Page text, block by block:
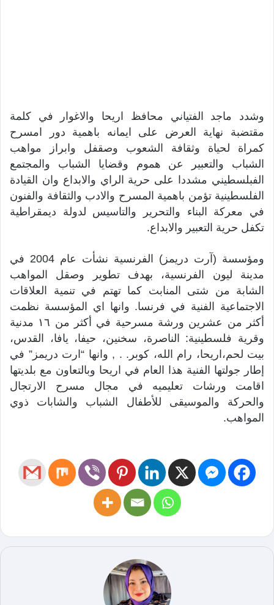
وشدد ماجد الفتياني محافظ اريحا والاغوار في كلمة
مقتضبة نهاية العرض على ايمانه باهمية دور امسرح
كمراة لحياة وثقافة الشعوب وصقفل وابراز مواهب
الشباب والتعبير عن هموم وقضايا الشباب والمجتمع
الفبلسطيني مشددا على حرية الراي والابداع وان القيادة
الفلسطينية تؤمن باهمية المسرح والادب والثقافة والفنون
في معركة البناء والتحرير والتاسيس لدولة ديمقراطية
تكفل حرية التعبير والابداع.
ومؤسسة (آرت دريمز) الفرنسية نشأت عام 2004 في
مدينة ليون الفرنسية، بهدف تطوير وصقل المواهب
الشابة من شتى المنابت كما تهتم في تنمية العلاقات
الاجتماعية الفنية في فرنسا. وانها اي المؤسسة نظمت
أكثر من عشرين ورشة مسرحية في أكثر من ۱٦ مدنية
وقرية فلسطينية: الناصرة، سخنين، حيفا، يافا، القدس،
بيت لحم،اريحا، رام الله، كوبر. . , وانها “ارت دريمز” في
إطار جولتها الفنية هذا العام في اريحا وبالتعاون مع بلديتها
اقامت ورشات تعليميه في مجال مسرح الارتجال
والحركة والموسيقى للأطفال الشباب والشابات ذوي
المواهب.